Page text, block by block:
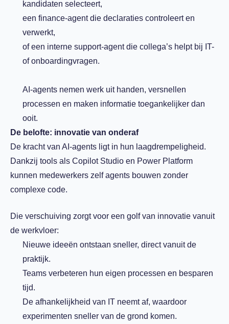
kandidaten selecteert,
een finance-agent die declaraties controleert en
verwerkt,
of een interne support-agent die collega’s helpt bij IT-
of onboardingvragen.
AI-agents nemen werk uit handen, versnellen
processen en maken informatie toegankelijker dan
ooit.
De belofte: innovatie van onderaf
De kracht van AI-agents ligt in hun laagdrempeligheid.
Dankzij tools als Copilot Studio en Power Platform
kunnen medewerkers zelf agents bouwen zonder
complexe code.
Die verschuiving zorgt voor een golf van innovatie vanuit
de werkvloer:
Nieuwe ideeën ontstaan sneller, direct vanuit de
praktijk.
Teams verbeteren hun eigen processen en besparen
tijd.
De afhankelijkheid van IT neemt af, waardoor
experimenten sneller van de grond komen.